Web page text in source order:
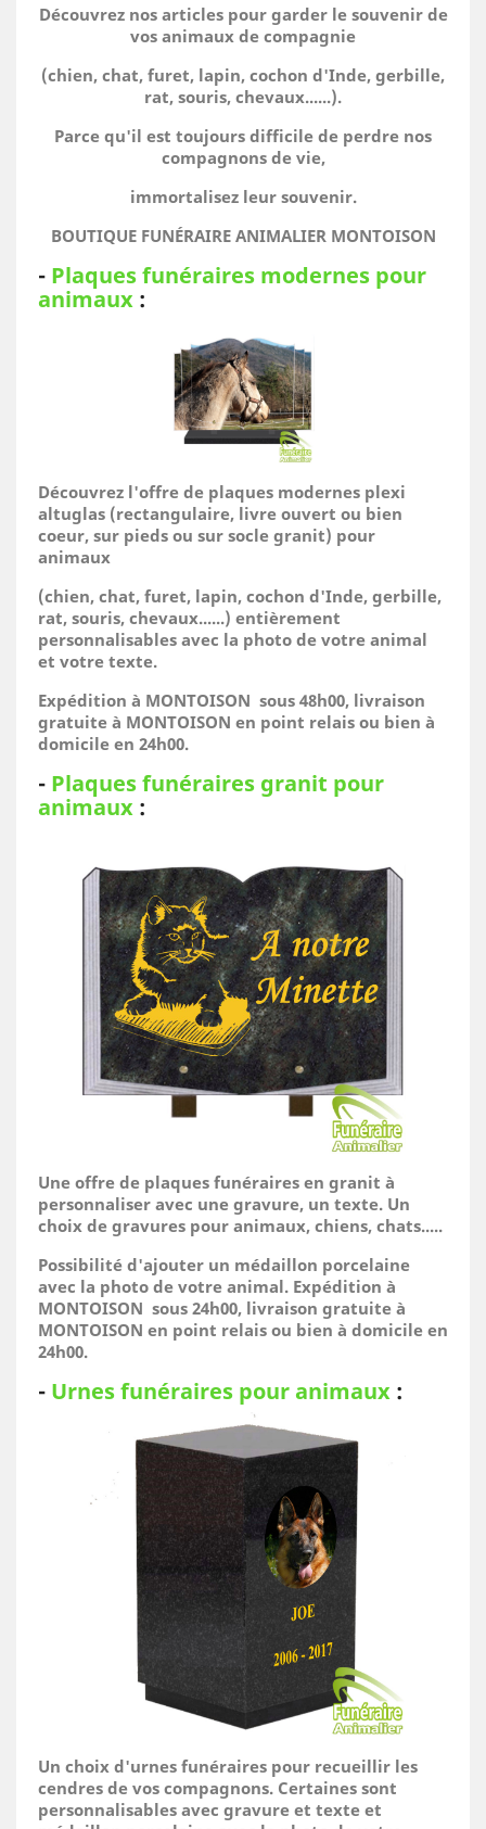
Découvrez nos articles pour garder le souvenir de
vos animaux de compagnie
(chien, chat, furet, lapin, cochon d'Inde, gerbille,
rat, souris, chevaux......).
Parce qu'il est toujours difficile de perdre nos
compagnons de vie,
immortalisez leur souvenir.
BOUTIQUE FUNÉRAIRE ANIMALIER MONTOISON
- Plaques funéraires modernes pour
animaux :
Découvrez l'offre de plaques modernes plexi
altuglas (rectangulaire, livre ouvert ou bien
coeur, sur pieds ou sur socle granit) pour
animaux
(chien, chat, furet, lapin, cochon d'Inde, gerbille,
rat, souris, chevaux......) entièrement
personnalisables avec la photo de votre animal
et votre texte.
Expédition à MONTOISON sous 48h00, livraison
gratuite à MONTOISON en point relais ou bien à
domicile en 24h00.
- Plaques funéraires granit pour
animaux :
Une offre de plaques funéraires en granit à
personnaliser avec une gravure, un texte. Un
choix de gravures pour animaux, chiens, chats.....
Possibilité d'ajouter un médaillon porcelaine
avec la photo de votre animal. Expédition à
MONTOISON sous 24h00, livraison gratuite à
MONTOISON en point relais ou bien à domicile en
24h00.
- Urnes funéraires pour animaux :
Un choix d'urnes funéraires pour recueillir les
cendres de vos compagnons. Certaines sont
personnalisables avec gravure et texte et